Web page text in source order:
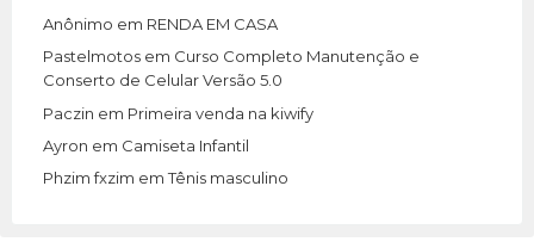
Anônimo em RENDA EM CASA
Pastelmotos em Curso Completo Manutenção e
Conserto de Celular Versão 5.0
Paczin em Primeira venda na kiwify
Ayron em Camiseta Infantil
Phzim fxzim emTênis masculino